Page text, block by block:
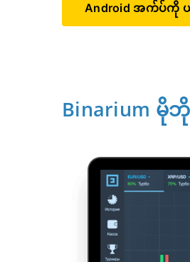
Android အက်ပ်ကို ယ
Binarium